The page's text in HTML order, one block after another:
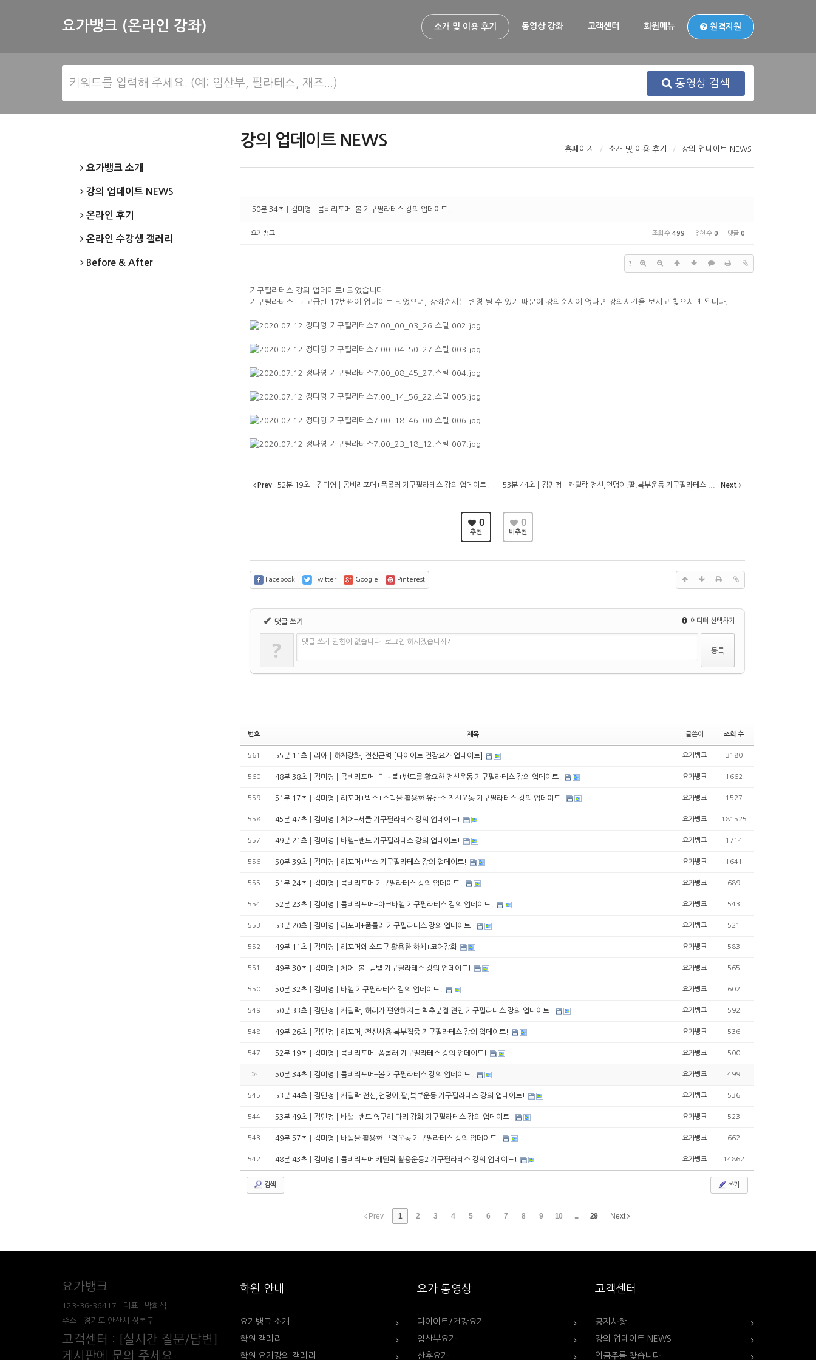
요가뱅크 (온라인 강좌) 소개 및 이용 후기 동영상 강좌 고객센터 회원메뉴 원격지원
동영상 검색
요가뱅크 소개
강의 업데이트 NEWS
온라인 후기
온라인 수강생 갤러리
Before & After
강의 업데이트 NEWS
홈페이지 소개 및 이용 후기 강의 업데이트 NEWS
50분 34초┃김미영┃콤비리포머+볼 기구필라테스 강의 업데이트!
요가뱅크 조회 수 499 추천 수 0 댓글 0
?
기구필라테스 강의 업데이트! 되었습니다.
기구필라테스 → 고급반 17번째에 업데이트 되었으며, 강좌순서는 변경 될 수 있기 때문에 강의순서에 없다면 강의시간을 보시고 찾으시면 됩니다.
Prev 52분 19초┃김미영┃콤비리포머+폼롤러 기구필라테스 강의 업데이트! 53분 44초┃김민정┃캐딜락 전신,언덩이,팔,복부운동 기구필라테스 ... Next
0
추천
0
비추천
Facebook Twitter Google Pinterest
✔ 댓글 쓰기 에디터 선택하기
? 댓글 쓰기 권한이 없습니다. 로그인 하시겠습니까?
번호 제목 글쓴이 조회 수
561 55분 11초┃리아┃하체강화, 전신근력 [다이어트 건강요가 업데이트] 요가뱅크 3180
560 48분 38초┃김미영┃콤비리포머+미니볼+밴드를 활요한 전신운동 기구필라테스 강의 업데이트! 요가뱅크 1662
559 51분 17초┃김미영┃리포머+박스+스틱을 활용한 유산소 전신운동 기구필라테스 강의 업데이트! 요가뱅크 1527
558 45분 47초┃김미영┃체어+서클 기구필라테스 강의 업데이트! 요가뱅크 181525
557 49분 21초┃김미영┃바렐+밴드 기구필라테스 강의 업데이트! 요가뱅크 1714
556 50분 39초┃김미영┃리포머+박스 기구필라테스 강의 업데이트! 요가뱅크 1641
555 51분 24초┃김미영┃콤비리포머 기구필라테스 강의 업데이트! 요가뱅크 689
554 52분 23초┃김미영┃콤비리포머+아크바렐 기구필라테스 강의 업데이트! 요가뱅크 543
553 53분 20초┃김미영┃리포머+폼롤러 기구필라테스 강의 업데이트! 요가뱅크 521
552 49분 11초┃김미영┃리포머와 소도구 활용한 하체+코어강화 요가뱅크 583
551 49분 30초┃김미영┃체어+볼+덤벨 기구필라테스 강의 업데이트! 요가뱅크 565
550 50분 32초┃김미영┃바렐 기구필라테스 강의 업데이트! 요가뱅크 602
549 50분 33초┃김민정┃캐딜락, 허리가 편안해지는 척추분절 견인 기구필라테스 강의 업데이트! 요가뱅크 592
548 49분 26초┃김민정┃리포머, 전신사용 복부집중 기구필라테스 강의 업데이트! 요가뱅크 536
547 52분 19초┃김미영┃콤비리포머+폼롤러 기구필라테스 강의 업데이트! 요가뱅크 500
» 50분 34초┃김미영┃콤비리포머+볼 기구필라테스 강의 업데이트! 요가뱅크 499
545 53분 44초┃김민정┃캐딜락 전신,언덩이,팔,복부운동 기구필라테스 강의 업데이트! 요가뱅크 536
544 53분 49초┃김민정┃바랠+밴드 옆구리 다리 강화 기구필라테스 강의 업데이트! 요가뱅크 523
543 49분 57초┃김미영┃바랠을 활용한 근력운동 기구필라테스 강의 업데이트! 요가뱅크 662
542 48분 43초┃김미영┃콤비리포머 캐딜락 활용운동2 기구필라테스 강의 업데이트! 요가뱅크 14862
검색 쓰기
Prev 1 2 3 4 5 6 7 8 9 10 ... 29 Next
요가뱅크
123-36-36417 | 대표 : 박희석
주소 : 경기도 안산시 상록구
고객센터 : [실시간 질문/답변]
게시판에 문의 주세요
학원 안내
요가뱅크 소개
학원 갤러리
학원 요가강의 갤러리
요가 동영상
다이어트/건강요가
임산부요가
산후요가
고객센터
공지사항
강의 업데이트 NEWS
입금주를 찾습니다.